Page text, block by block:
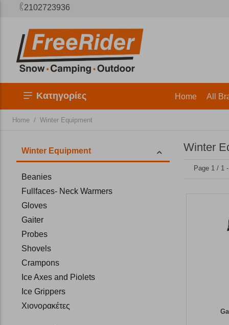
2102723936
Κατηγορίες Home All
Home / Winter Equipment
Winter Equipment
Beanies
Fullfaces- Neck Warmers
Gloves
Gaiter
Probes
Shovels
Crampons
Ice Axes and Piolets
Ice Grippers
Χιονορακέτες
Winter
Page 1 / 1